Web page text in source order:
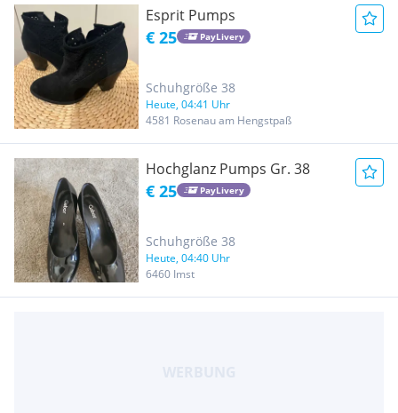
Esprit Pumps
€ 25 PayLivery
Schuhgröße 38
Heute, 04:41 Uhr
4581 Rosenau am Hengstpaß
Hochglanz Pumps Gr. 38
€ 25 PayLivery
Schuhgröße 38
Heute, 04:40 Uhr
6460 Imst